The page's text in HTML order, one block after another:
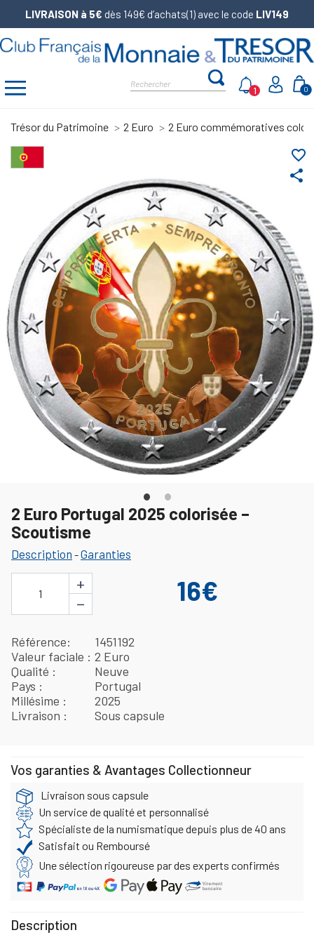
LIVRAISON à 5€ dès 149€ d’achats(1) avec le code LIV149
0
1
Trésor du Patrimoine 2 Euro 2 Euro commémoratives
share
favorite_border
2 Euro Portugal 2025 colorisée –
Scoutisme
Description -Garanties
1
+
−
16€
Référence
1451192
Valeur faciale
2 Euro
Qualité
Neuve
Pays
Portugal
Millésime
2025
Livraison
Sous capsule
Vos garanties & Avantages Collectionneur
Livraison sous capsule
Un service de qualité et personnalisé
Spécialiste de la numismatique depuis plus de 40 ans
Satisfait ou Remboursé
Une sélection rigoureuse par des experts confirmés
Description